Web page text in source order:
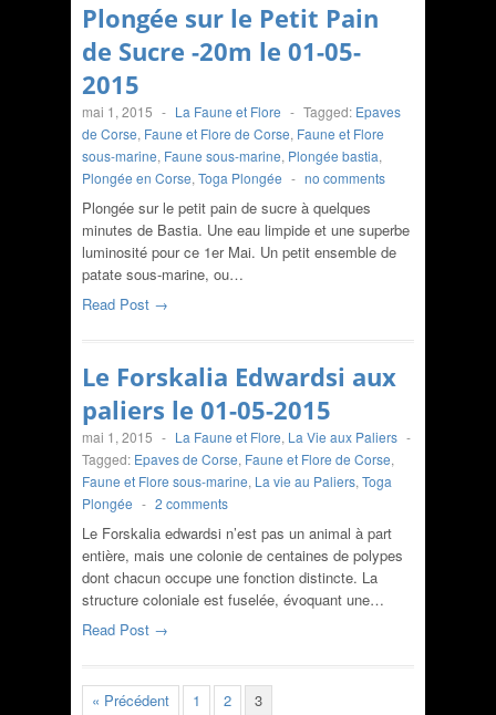
Plongée sur le Petit Pain
de Sucre -20m le 01-05-
2015
mai 1, 2015 - La Faune et Flore - Tagged: Epaves
de Corse, Faune et Flore de Corse, Faune et Flore
sous-marine, Faune sous-marine, Plongée bastia,
Plongée en Corse, Toga Plongée - no comments
Plongée sur le petit pain de sucre à quelques
minutes de Bastia. Une eau limpide et une superbe
luminosité pour ce 1er Mai. Un petit ensemble de
patate sous-marine, ou…
Read Post →
Le Forskalia Edwardsi aux
paliers le 01-05-2015
mai 1, 2015 - La Faune et Flore, La Vie aux Paliers -
Tagged: Epaves de Corse, Faune et Flore de Corse,
Faune et Flore sous-marine, La vie au Paliers, Toga
Plongée - 2 comments
Le Forskalia edwardsi n’est pas un animal à part
entière, mais une colonie de centaines de polypes
dont chacun occupe une fonction distincte. La
structure coloniale est fuselée, évoquant une…
Read Post →
« Précédent 1 2 3